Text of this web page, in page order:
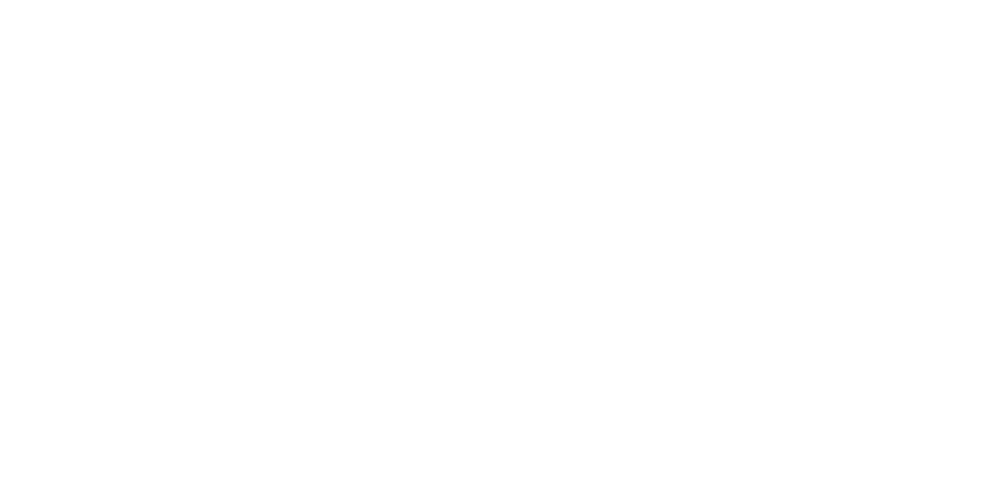
podemos tirar para delante y trabajamos con ilusión
de Juanlu
de 420 millones por el club
el ataque nervionense
de un inválido Consejo
antes del cierre
con el Genoa
campo sevillista
Salónica